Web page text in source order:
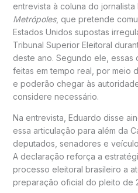
entrevista à coluna do
Metrópoles, que pretende
Estados Unidos supostas
Tribunal Superior Eleitoral
deste ano. Segundo ele, essas
feitas em tempo real, por meio
e poderão chegar às
considere necessário.
Na entrevista, Eduardo disse
essa articulação para além da
deputados, senadores e
A declaração reforça a
processo eleitoral brasileiro a
preparação oficial do pleito de